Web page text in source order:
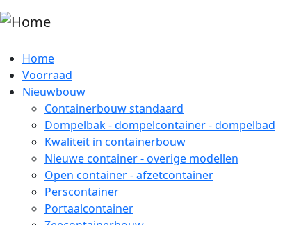
Home
Voorraad
Nieuwbouw
Containerbouw standaard
Dompelbak - dompelcontainer - dompelbad
Kwaliteit in containerbouw
Nieuwe container - overige modellen
Open container - afzetcontainer
Perscontainer
Portaalcontainer